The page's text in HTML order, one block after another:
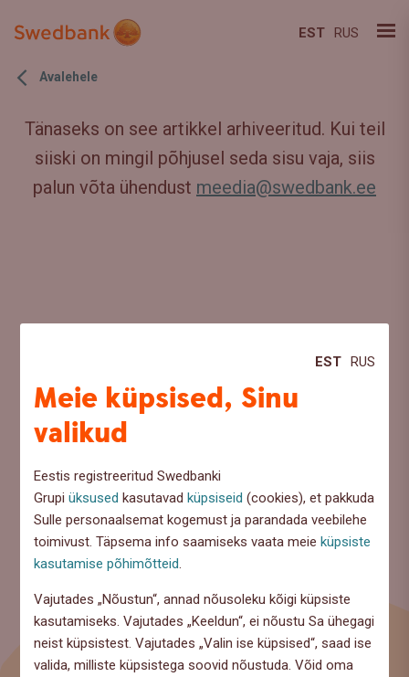
EST RUS
Meie küpsised, Sinu
valikud
Eestis registreeritud Swedbanki
Grupiüksused kasutavadküpsiseid (cookies), et pakkuda
Sulle personaalsemat kogemust ja parandada veebilehe
toimivust. Täpsema info saamiseks vaata meieküpsiste
kasutamise põhimõtteid
Vajutades „Nõustun“, annad nõusoleku kõigi küpsiste
kasutamiseks. Vajutades „Keeldun“, ei nõustu Sa ühegagi
neist küpsistest. Vajutades „Valin ise küpsised“, saad ise
valida, milliste küpsistega soovid nõustuda. Võid oma
EST RUS
Avalehele
Tänaseks on see artikkel arhiveeritud. Kui teil
siiski on mingil põhjusel seda sisu vaja, siis
palun võta ühendust meedia@swedbank.ee